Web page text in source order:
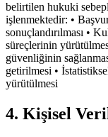
belirtilen hukuki
işlenmektedir: •
sonuçlandırılması •
süreçlerinin
güvenliğinin
getirilmesi •
yürütülmesi
4. Kişisel